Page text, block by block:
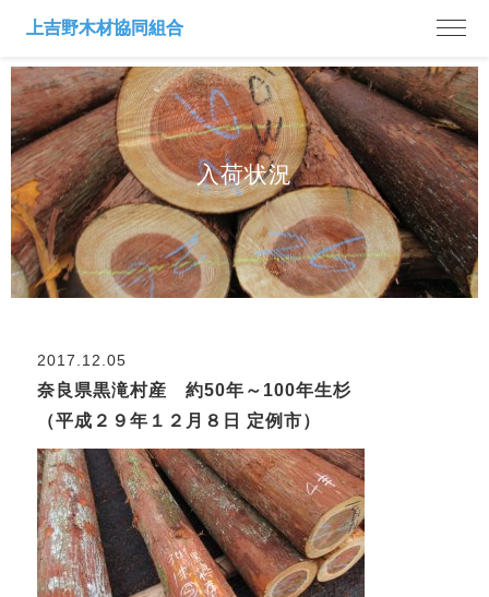
入荷状況
2017.12.05
奈良県黒滝村産 約50年～100年生杉
（平成２９年１２月８日 定例市）